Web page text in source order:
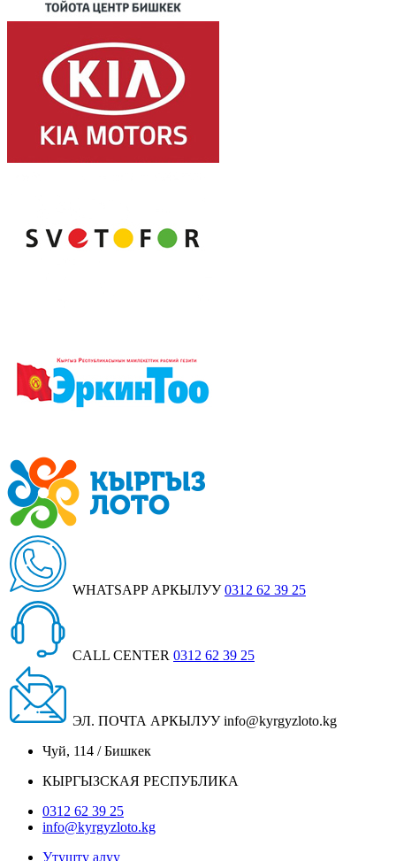
WHATSAPP АРКЫЛУУ 0312 62 39 25
CALL CENTER 0312 62 39 25
ЭЛ. ПОЧТА АРКЫЛУУ info@kyrgyzloto.kg
Чуй, 114 / Бишкек
КЫРГЫЗСКАЯ РЕСПУБЛИКА
0312 62 39 25
info@kyrgyzloto.kg
Утушту алуу